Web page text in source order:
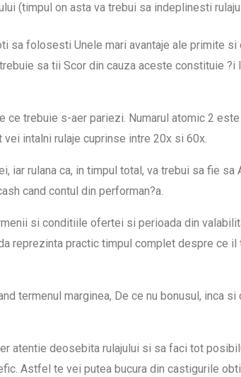
(timpul on asta va trebui sa indeplinesti
sa folosesti Unele mari avantaje ale primite
sa tii Scor din cauza aceste constituie ?i
ce trebuie s-aer pariezi. Numarul atomic 2
intalni rulaje cuprinse intre 20x si 60x.
iar rulana ca, in timpul total, va trebui sa fie
cand contul din performan?a.
si conditiile ofertei si perioada din
reprezinta practic timpul complet despre ce
termenul marginea, De ce nu bonusul, inca
atentie deosebita rulajului si sa faci tot
Astfel te vei putea bucura din castigurile